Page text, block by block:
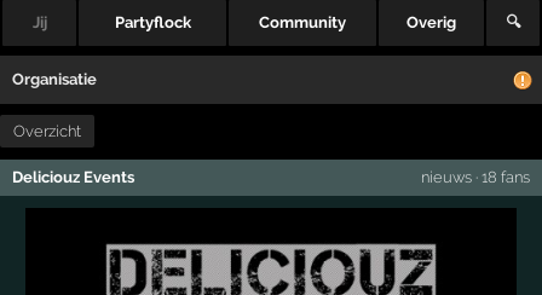
Jij Partyflock Community Overig 🔍
Organisatie
Overzicht
Deliciouz Events nieuws· 18 fans